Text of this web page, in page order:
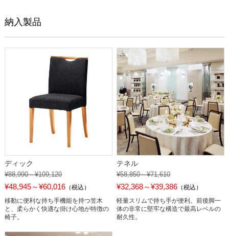
納入製品
ディック
¥88,990～¥109,120
¥48,945～¥60,016（税込）
移動に便利な持ち手機能を持つ笠木
と、柔らかく快適な掛け心地が特徴の
椅子。
テネル
¥58,850～¥71,610
¥32,368～¥39,386 （税込）
軽量スリムで持ち手が便利。前後脚一
体の非常に堅牢な構造で最高レベルの
耐久性。